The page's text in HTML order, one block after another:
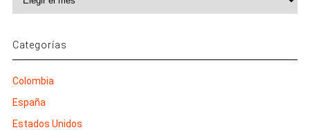
Categorías
Colombia
España
Estados Unidos